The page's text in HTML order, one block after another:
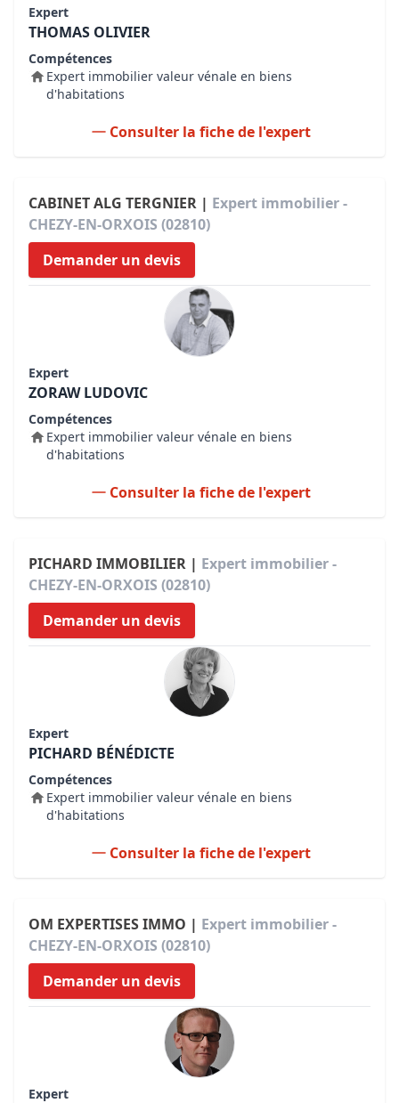
Expert
THOMAS OLIVIER
Compétences
Expert immobilier valeur vénale en biens
d'habitations
Consulter la fiche de l'expert
CABINET ALG TERGNIER | Expert immobilier -
CHEZY-EN-ORXOIS (02810)
Demander un devis
Expert
ZORAW LUDOVIC
Compétences
Expert immobilier valeur vénale en biens
d'habitations
Consulter la fiche de l'expert
PICHARD IMMOBILIER | Expert immobilier -
CHEZY-EN-ORXOIS (02810)
Demander un devis
Expert
PICHARD BÉNÉDICTE
Compétences
Expert immobilier valeur vénale en biens
d'habitations
Consulter la fiche de l'expert
OM EXPERTISES IMMO | Expert immobilier -
CHEZY-EN-ORXOIS (02810)
Demander un devis
Expert